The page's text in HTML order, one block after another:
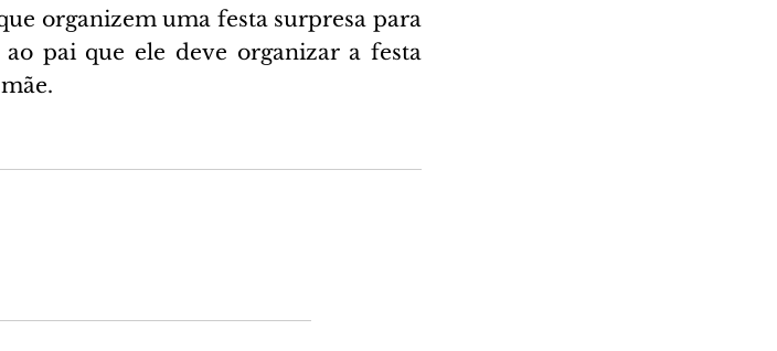
organizem uma festa surpresa para
pai que ele deve organizar a festa